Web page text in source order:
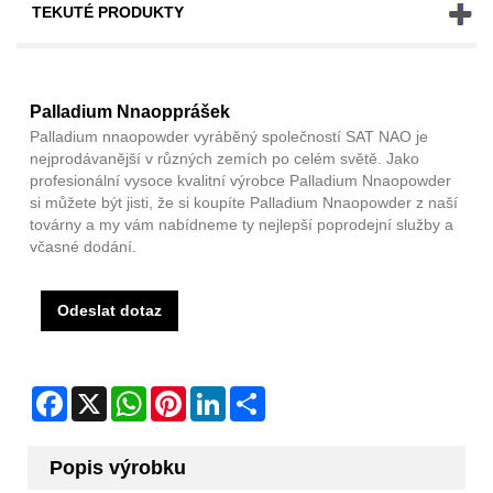
TEKUTÉ PRODUKTY
Palladium Nnaopprášek
Palladium nnaopowder vyráběný společností SAT NAO je
nejprodávanější v různých zemích po celém světě. Jako
profesionální vysoce kvalitní výrobce Palladium Nnaopowder
si můžete být jisti, že si koupíte Palladium Nnaopowder z naší
továrny a my vám nabídneme ty nejlepší poprodejní služby a
včasné dodání.
Odeslat dotaz
Facebook
X WhatsAppPinterestLinkedIn
Popis výrobku